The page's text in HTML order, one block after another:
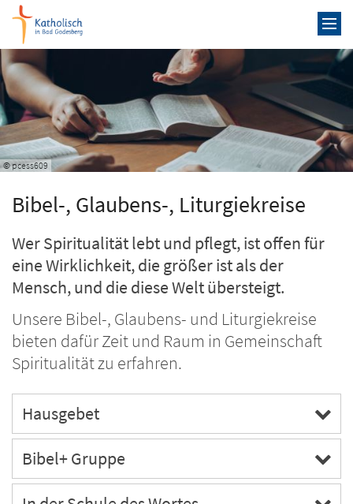
Zum Inhalt springen
© pcess609
Bibel-, Glaubens-, Liturgiekreise
Wer Spiritualität lebt und pflegt, ist offen für
eine Wirklichkeit, die größer ist als der
Mensch, und die diese Welt übersteigt.
Unsere Bibel-, Glaubens- und Liturgiekreise
bieten dafür Zeit und Raum in Gemeinschaft
Spiritualität zu erfahren.
Hausgebet
Bibel+ Gruppe